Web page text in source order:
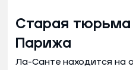
Старая тюрьма
Парижа
Ла-Санте находится на